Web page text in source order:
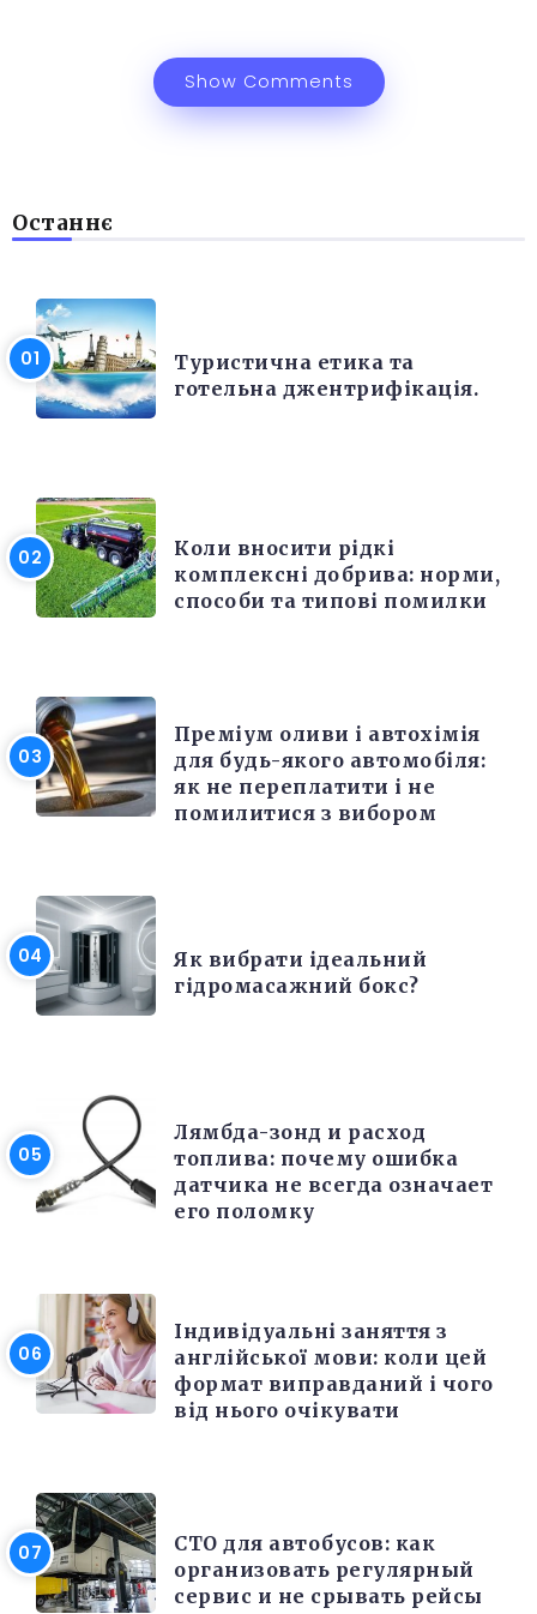
Show Comments
Останнє
Туристична етика та
готельна джентрифікація.
Коли вносити рідкі
комплексні добрива: норми,
способи та типові помилки
Преміум оливи і автохімія
для будь-якого автомобіля:
як не переплатити і не
помилитися з вибором
Як вибрати ідеальний
гідромасажний бокс?
Лямбда-зонд и расход
топлива: почему ошибка
датчика не всегда означает
его поломку
Індивідуальні заняття з
англійської мови: коли цей
формат виправданий і чого
від нього очікувати
СТО для автобусов: как
организовать регулярный
сервис и не срывать рейсы